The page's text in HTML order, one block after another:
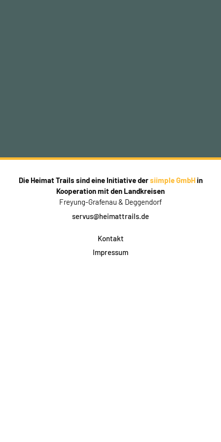
Die Heimat Trails sind eine Initiative dersiimple GmbHin
Kooperation mit den Landkreisen
Freyung-Grafenau & Deggendorf
servus@heimattrails.de
Kontakt
Impressum